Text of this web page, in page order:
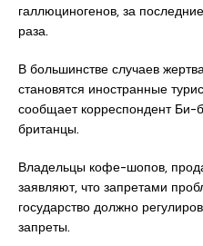
галлюциногенов, за
раза.
В большинстве случаев
становятся иностранные
сообщает корреспондент
британцы.
Владельцы кофе-шопов,
заявляют, что запретами
государство должно
запреты.